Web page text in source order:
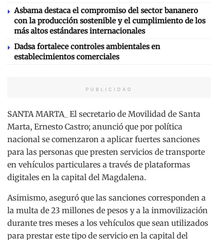
Asbama destaca el compromiso del sector bananero
con la producción sostenible y el cumplimiento de los
más altos estándares internacionales
Dadsa fortalece controles ambientales en
establecimientos comerciales
PUBLICIDAD
SANTA MARTA_ El secretario de Movilidad de Santa
Marta, Ernesto Castro; anunció que por política
nacional se comenzaron a aplicar fuertes sanciones
para las personas que presten servicios de transporte
en vehículos particulares a través de plataformas
digitales en la capital del Magdalena.
Asimismo, aseguró que las sanciones corresponden a
la multa de 23 millones de pesos y a la inmovilización
durante tres meses a los vehículos que sean utilizados
para prestar este tipo de servicio en la capital del